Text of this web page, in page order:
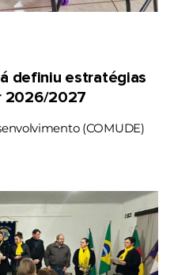
definiu estratégias
2026/2027
(COMUDE)